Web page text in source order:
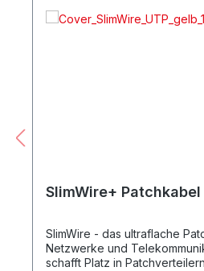
SlimWire+
SlimWire - das ultraflache
Netzwerke und
schafft Platz in